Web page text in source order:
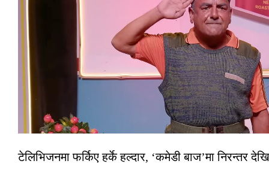
टेलिभिजनमा फर्किए हर्के हल्दार, ‘कमेडी बाज’मा निरन्तर